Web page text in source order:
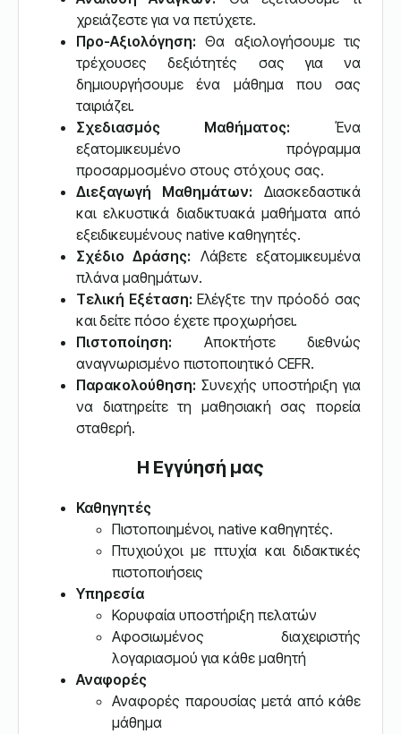
χρειάζεστε για να πετύχετε.
Προ-Αξιολόγηση: Θα αξιολογήσουμε τις
τρέχουσες δεξιότητές σας για να
δημιουργήσουμε ένα μάθημα που σας
ταιριάζει.
Σχεδιασμός Μαθήματος: Ένα
εξατομικευμένο πρόγραμμα
προσαρμοσμένο στους στόχους σας.
Διεξαγωγή Μαθημάτων: Διασκεδαστικά
και ελκυστικά διαδικτυακά μαθήματα από
εξειδικευμένους native καθηγητές.
Σχέδιο Δράσης: Λάβετε εξατομικευμένα
πλάνα μαθημάτων.
Τελική Εξέταση: Ελέγξτε την πρόοδό σας
και δείτε πόσο έχετε προχωρήσει.
Πιστοποίηση: Αποκτήστε διεθνώς
αναγνωρισμένο πιστοποιητικό CEFR.
Παρακολούθηση: Συνεχής υποστήριξη για
να διατηρείτε τη μαθησιακή σας πορεία
σταθερή.
Η Εγγύησή μας
Καθηγητές
Πιστοποιημένοι, native καθηγητές.
Πτυχιούχοι με πτυχία και διδακτικές
πιστοποιήσεις
Υπηρεσία
Κορυφαία υποστήριξη πελατών
Αφοσιωμένος διαχειριστής
λογαριασμού για κάθε μαθητή
Αναφορές
Αναφορές παρουσίας μετά από κάθε
μάθημα